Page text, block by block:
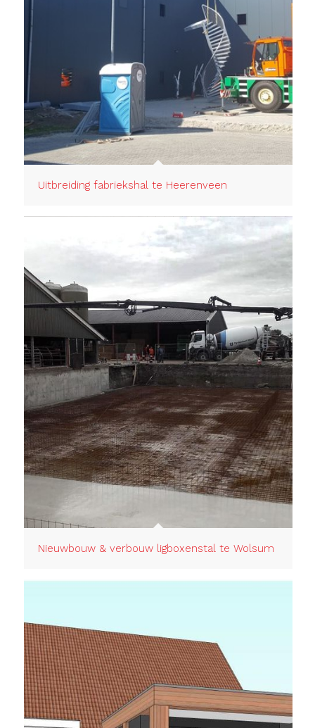
Uitbreiding fabriekshal te Heerenveen
Nieuwbouw & verbouw ligboxenstal te Wolsum